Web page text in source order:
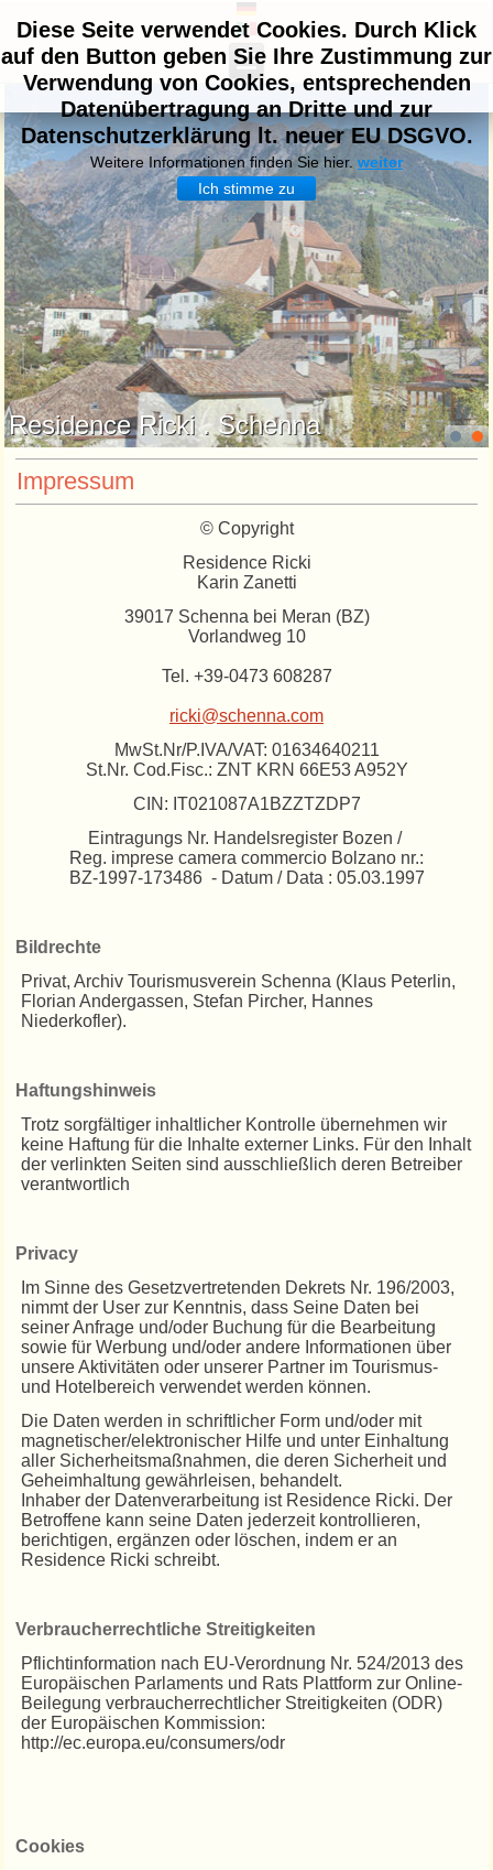
Residence Ricki . Schenna
Diese Seite verwendet Cookies. Durch Klick
auf den Button geben Sie Ihre Zustimmung zur
Verwendung von Cookies, entsprechenden
Datenübertragung an Dritte und zur
Datenschutzerklärung lt. neuer EU DSGVO.
Weitere Informationen finden Sie hier. weiter
Ich stimme zu
Impressum
© Copyright
Residence Ricki
Karin Zanetti
39017 Schenna bei Meran (BZ)
Vorlandweg 10
Tel. +39-0473 608287
ricki@schenna.com
MwSt.Nr/P.IVA/VAT: 01634640211
St.Nr. Cod.Fisc.: ZNT KRN 66E53 A952Y
CIN: IT021087A1BZZTZDP7
Eintragungs Nr. Handelsregister Bozen /
Reg. imprese camera commercio Bolzano nr.:
BZ-1997-173486 - Datum / Data : 05.03.1997
Bildrechte
Privat, Archiv Tourismusverein Schenna (Klaus Peterlin,
Florian Andergassen, Stefan Pircher, Hannes
Niederkofler).
Haftungshinweis
Trotz sorgfältiger inhaltlicher Kontrolle übernehmen wir
keine Haftung für die Inhalte externer Links. Für den Inhalt
der verlinkten Seiten sind ausschließlich deren Betreiber
verantwortlich
Privacy
Im Sinne des Gesetzvertretenden Dekrets Nr. 196/2003,
nimmt der User zur Kenntnis, dass Seine Daten bei
seiner Anfrage und/oder Buchung für die Bearbeitung
sowie für Werbung und/oder andere Informationen über
unsere Aktivitäten oder unserer Partner im Tourismus-
und Hotelbereich verwendet werden können.
Die Daten werden in schriftlicher Form und/oder mit
magnetischer/elektronischer Hilfe und unter Einhaltung
aller Sicherheitsmaßnahmen, die deren Sicherheit und
Geheimhaltung gewährleisen, behandelt.
Inhaber der Datenverarbeitung ist Residence Ricki. Der
Betroffene kann seine Daten jederzeit kontrollieren,
berichtigen, ergänzen oder löschen, indem er an
Residence Ricki schreibt.
Verbraucherrechtliche Streitigkeiten
Pflichtinformation nach EU-Verordnung Nr. 524/2013 des
Europäischen Parlaments und Rats Plattform zur Online-
Beilegung verbraucherrechtlicher Streitigkeiten (ODR)
der Europäischen Kommission:
http://ec.europa.eu/consumers/odr
Cookies